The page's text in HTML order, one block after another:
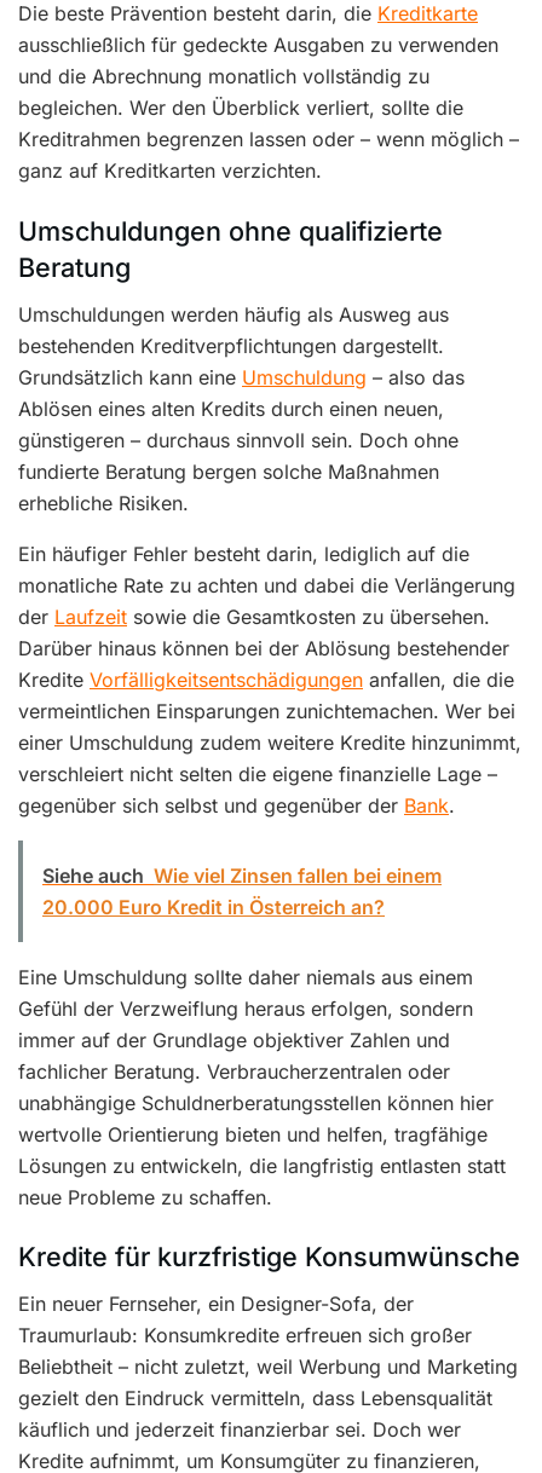
Die beste Prävention besteht darin, die Kreditkarte
ausschließlich für gedeckte Ausgaben zu verwenden
und die Abrechnung monatlich vollständig zu
begleichen. Wer den Überblick verliert, sollte die
Kreditrahmen begrenzen lassen oder – wenn möglich –
ganz auf Kreditkarten verzichten.
Umschuldungen ohne qualifizierte
Beratung
Umschuldungen werden häufig als Ausweg aus
bestehenden Kreditverpflichtungen dargestellt.
Grundsätzlich kann eine Umschuldung – also das
Ablösen eines alten Kredits durch einen neuen,
günstigeren – durchaus sinnvoll sein. Doch ohne
fundierte Beratung bergen solche Maßnahmen
erhebliche Risiken.
Ein häufiger Fehler besteht darin, lediglich auf die
monatliche Rate zu achten und dabei die Verlängerung
der Laufzeit sowie die Gesamtkosten zu übersehen.
Darüber hinaus können bei der Ablösung bestehender
Kredite Vorfälligkeitsentschädigungen anfallen, die die
vermeintlichen Einsparungen zunichtemachen. Wer bei
einer Umschuldung zudem weitere Kredite hinzunimmt,
verschleiert nicht selten die eigene finanzielle Lage –
gegenüber sich selbst und gegenüber der Bank.
Siehe auch Wie viel Zinsen fallen bei einem
20.000 Euro Kredit in Österreich an?
Eine Umschuldung sollte daher niemals aus einem
Gefühl der Verzweiflung heraus erfolgen, sondern
immer auf der Grundlage objektiver Zahlen und
fachlicher Beratung. Verbraucherzentralen oder
unabhängige Schuldnerberatungsstellen können hier
wertvolle Orientierung bieten und helfen, tragfähige
Lösungen zu entwickeln, die langfristig entlasten statt
neue Probleme zu schaffen.
Kredite für kurzfristige Konsumwünsche
Ein neuer Fernseher, ein Designer-Sofa, der
Traumurlaub: Konsumkredite erfreuen sich großer
Beliebtheit – nicht zuletzt, weil Werbung und Marketing
gezielt den Eindruck vermitteln, dass Lebensqualität
käuflich und jederzeit finanzierbar sei. Doch wer
Kredite aufnimmt, um Konsumgüter zu finanzieren,